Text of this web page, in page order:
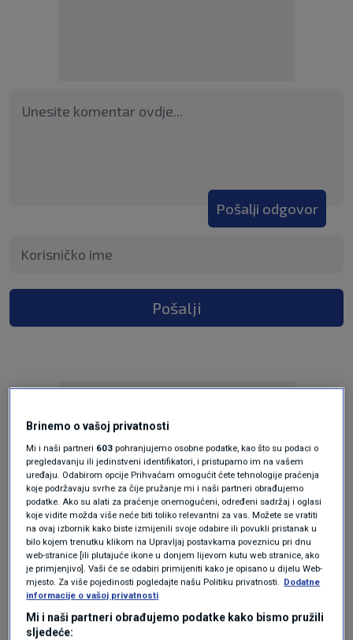
Pošalji odgovor
Pošalji
Oglas
Brinemo o vašoj privatnosti
Mi i naši partneri 603 pohranjujemo osobne podatke, kao što su podaci o
pregledavanju ili jedinstveni identifikatori, i pristupamo im na vašem
uređaju. Odabirom opcije Prihvaćam omogućit ćete tehnologije praćenja
koje podržavaju svrhe za čije pružanje mi i naši partneri obrađujemo
podatke. Ako su alati za praćenje onemogućeni, određeni sadržaj i oglasi
koje vidite možda više neće biti toliko relevantni za vas. Možete se vratiti
na ovaj izbornik kako biste izmijenili svoje odabire ili povukli pristanak u
bilo kojem trenutku klikom na Upravljaj postavkama poveznicu pri dnu
web-stranice [ili plutajuće ikone u donjem lijevom kutu web stranice, ako
je primjenjivo]. Vaši će se odabiri primijeniti kako je opisano u dijelu Web-
mjesto. Za više pojedinosti pogledajte našu Politiku privatnosti. Dodatne
informacije o vašoj privatnosti
Mi i naši partneri obrađujemo podatke kako bismo pružili
sljedeće: